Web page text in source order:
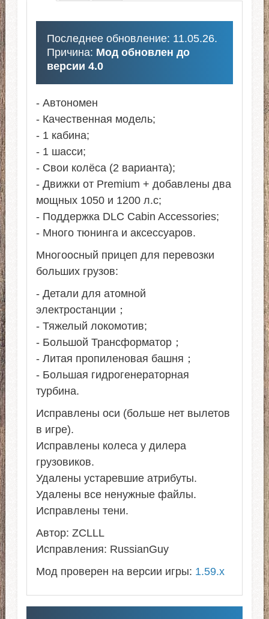
Последнее обновление: 11.05.26.
Причина: Мод обновлен до
версии 4.0
- Автономен
- Качественная модель;
- 1 кабина;
- 1 шасси;
- Свои колёса (2 варианта);
- Движки от Premium + добавлены два
мощных 1050 и 1200 л.с;
- Поддержка DLC Cabin Accessories;
- Много тюнинга и аксессуаров.
Многоосный прицеп для перевозки
больших грузов:
- Детали для атомной
электростанции；
- Тяжелый локомотив;
- Большой Трансформатор；
- Литая пропиленовая башня；
- Большая гидрогенераторная
турбина.
Исправлены оси (больше нет вылетов
в игре).
Исправлены колеса у дилера
грузовиков.
Удалены устаревшие атрибуты.
Удалены все ненужные файлы.
Исправлены тени.
Автор: ZCLLL
Исправления: RussianGuy
Мод проверен на версии игры: 1.59.x